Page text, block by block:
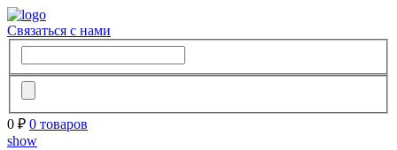
Связаться с нами
0 ₽ 0 товаров
show